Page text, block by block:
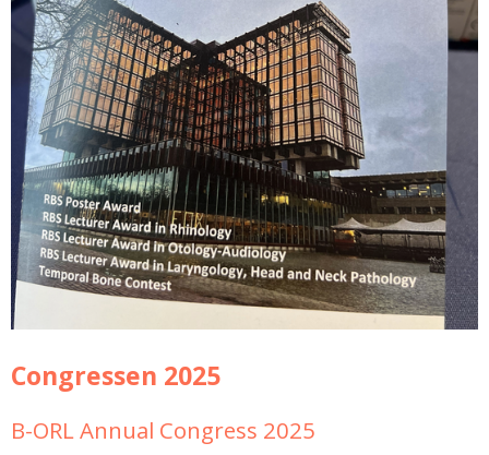
Congressen 2025
B-ORL Annual Congress 2025